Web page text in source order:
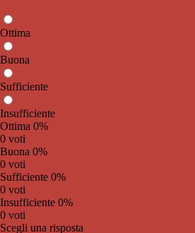
Ottima
Buona
Sufficiente
Insufficiente
Ottima 0%
0 voti
Buona 0%
0 voti
Sufficiente 0%
0 voti
Insufficiente 0%
0 voti
Scegli una risposta